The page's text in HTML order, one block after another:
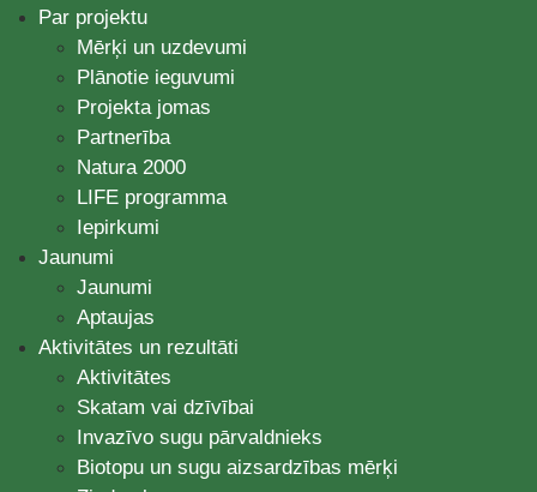
Par projektu
Mērķi un uzdevumi
Plānotie ieguvumi
Projekta jomas
Partnerība
Natura 2000
LIFE programma
Iepirkumi
Jaunumi
Jaunumi
Aptaujas
Aktivitātes un rezultāti
Aktivitātes
Skatam vai dzīvībai
Invazīvo sugu pārvaldnieks
Biotopu un sugu aizsardzības mērķi